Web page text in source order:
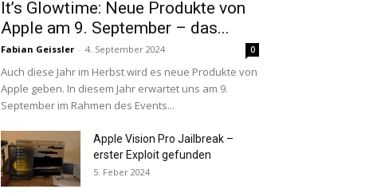
It’s Glowtime: Neue Produkte von
Apple am 9. September – das...
Fabian Geissler - 4. September 2024 0
Auch diese Jahr im Herbst wird es neue Produkte von
Apple geben. In diesem Jahr erwartet uns am 9.
September im Rahmen des Events...
Apple Vision Pro Jailbreak –
erster Exploit gefunden
5. Feber 2024